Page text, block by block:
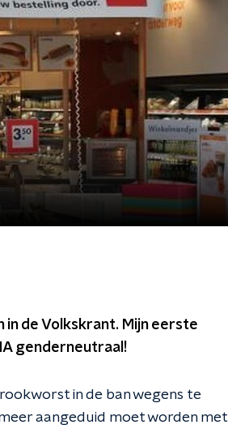
de Volkskrant. Mijn eerste
genderneutraal!
in de ban wegens te
aangeduid moet worden met